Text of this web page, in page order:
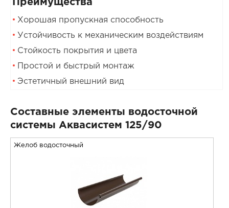
Преимущества
Хорошая пропускная способность
Устойчивость к механическим воздействиям
Стойкость покрытия и цвета
Простой и быстрый монтаж
Эстетичный внешний вид
Составные элементы водосточной
системы Аквасистем 125/90
Желоб водосточный